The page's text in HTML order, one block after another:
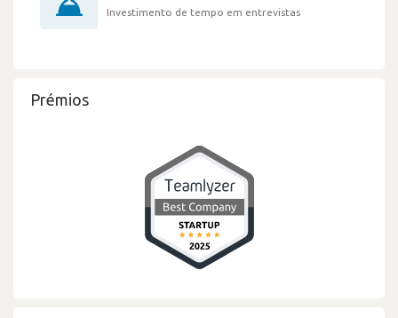
Investimento de tempo em entrevistas
Prémios